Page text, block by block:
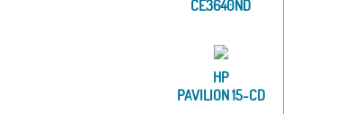
CE3640ND
HP
PAVILION 15-CD